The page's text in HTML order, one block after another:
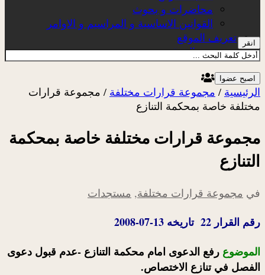
محاضرات و بحوث
القوانين الاساسية و المراسيم و الاوامر
تعريف الموقع
عن الموقع
انقر
اصبح عضوا
الرئيسية / مجموعة قرارات مختلفة / مجموعة قرارات
مختلفة خاصة بمحكمة التنازع
مجموعة قرارات مختلفة خاصة بمحكمة
التنازع
في مجموعة قرارات مختلفة, مستجدات
رقم القرار 22 تاريخه 13-07-2008
الموضوع رفع الدعوى امام محكمة التنازع -عدم قبول دعوى
الفصل في تنازع الاختصاص.